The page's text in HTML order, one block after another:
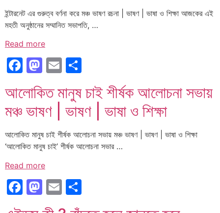
ইন্টারনেট এর গুরুত্ব বর্ণনা করে মঞ্চ ভাষণ রচনা | ভাষণ | ভাষা ও শিক্ষা আজকের এই
মহতী অনুষ্ঠানের সম্মানিত সভাপতি, …
Read more
Facebook
Mastodon
Email
আলোকিত মানুষ চাই শীর্ষক আলোচনা সভায়
মঞ্চ ভাষণ | ভাষণ | ভাষা ও শিক্ষা
আলোকিত মানুষ চাই শীর্ষক আলোচনা সভায় মঞ্চ ভাষণ | ভাষণ | ভাষা ও শিক্ষা
‘আলোকিত মানুষ চাই’ শীর্ষক আলোচনা সভার …
Read more
Facebook
Mastodon
Email